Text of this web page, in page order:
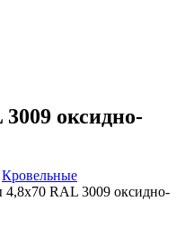
оксидно-
Кровельные
4,8х70 RAL 3009 оксидно-